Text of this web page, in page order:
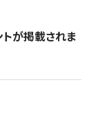
トが掲載されま